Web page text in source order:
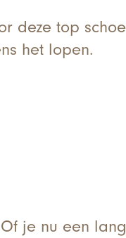
deze top
het lopen.
je nu een